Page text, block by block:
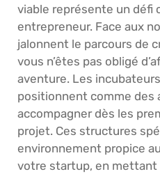
viable représente un défi
entrepreneur. Face aux
jalonnent le parcours de
vous n’êtes pas obligé
aventure. Les
positionnent comme des
accompagner dès les
projet. Ces structures
environnement propice
votre startup, en mettant